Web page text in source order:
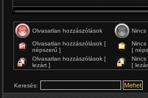
Olvasatlan hozzászólások
Nincs
Olvasatlan hozzászólások [
népszerű ]
Nincs
[
Olvasatlan hozzászólások [
lezárt ]
Nincs
[
Keresés: